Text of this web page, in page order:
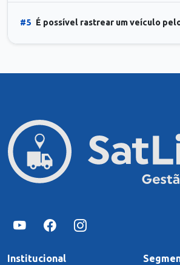
#5 É possível rastrear um veículo
Institucional